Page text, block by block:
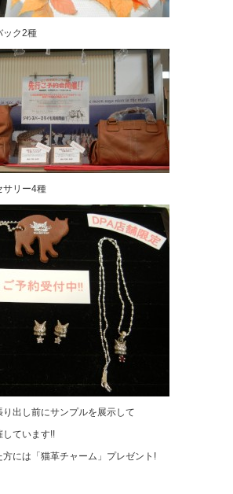
ック2種
サリー4種
出し前にサンプルを展示して
しています!!
には「猫革チャーム」プレゼント!